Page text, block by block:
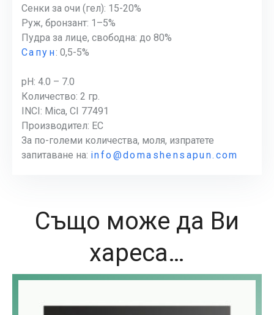
Сенки за очи (гел): 15-20%
Руж, бронзант: 1–5%
Пудра за лице, свободна: до 80%
Сапун: 0,5-5%
pH: 4.0 – 7.0
Количество: 2 гр.
INCI: Mica, CI 77491
Производител: EC
За по-големи количества, моля, изпратете
запитаване на: info@domashensapun.com
Също може да Ви
хареса…